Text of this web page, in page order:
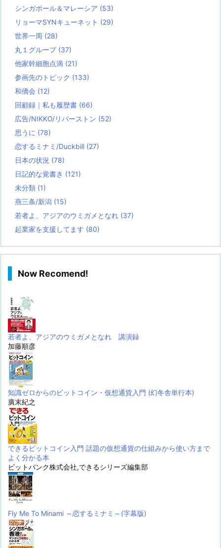
シンガポール＆マレーシア (53)
リョーマSYNキューネット (29)
世界一周 (28)
丸１グループ (37)
他家幹細胞点滴 (21)
参画先のトピック (133)
和僑会 (12)
回顧録｜私も履歴書 (66)
広告/NIKKO/リバーストン (52)
思うに (78)
恋するミナミ/Duckbill (27)
日本の状況 (78)
日記的な覚書き (121)
未分類 (1)
燕三条/新潟 (15)
若者よ、アジアのウミガメとなれ (37)
起業家を支援してます (80)
Now Recomend!
若者よ、アジアのウミガメとなれ 講演録
加藤順彦
知識ゼロからのビットコイン・仮想通貨入門 (幻冬舎単行本)
廣末紀之
できるビットコイン入門 話題の仮想通貨の仕組みから使い方まで
よく分かる本
ビットバンク株式会社,できるシリーズ編集部
Fly Me To Minami ～恋するミナミ～(字幕版)